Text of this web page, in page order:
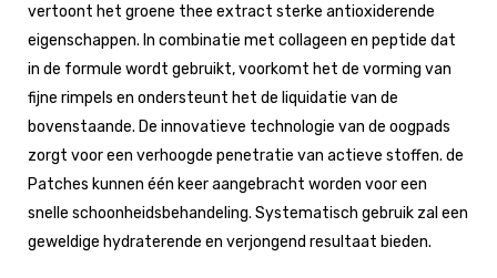
vertoont het groene thee extract sterke antioxiderende
eigenschappen. In combinatie met collageen en peptide dat
in de formule wordt gebruikt, voorkomt het de vorming van
fijne rimpels en ondersteunt het de liquidatie van de
bovenstaande. De innovatieve technologie van de oogpads
zorgt voor een verhoogde penetratie van actieve stoffen. de
Patches kunnen één keer aangebracht worden voor een
snelle schoonheidsbehandeling. Systematisch gebruik zal een
geweldige hydraterende en verjongend resultaat bieden.